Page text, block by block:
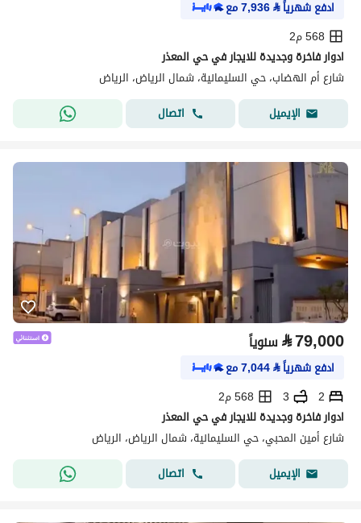
ادفع شهرياً⃁
7,936مع
568 م2
ادوار فاخرة وجديدة للايجار في حي المعذر
شارع أم الهضاب، حي السليمانية، شمال الرياض، الرياض
الإيميل
اتصال
⃁79,000 سنوياً
ادفع شهرياً⃁
7,044مع
2
3
568 م2
ادوار فاخرة وجديدة للايجار في حي المعذر
شارع أمين المحبي، حي السليمانية، شمال الرياض، الرياض
الإيميل
اتصال